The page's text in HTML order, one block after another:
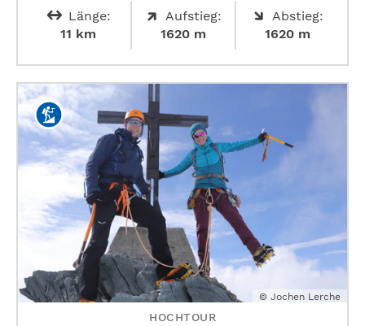
Länge:
11 km
Aufstieg:
1620 m
Abstieg:
1620 m
© Jochen Lerche
HOCHTOUR